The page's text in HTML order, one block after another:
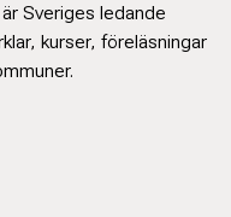
Sveriges ledande
kurser, föreläsningar